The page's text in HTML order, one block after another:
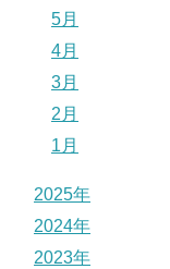
5月
4月
3月
2月
1月
2025年
2024年
2023年